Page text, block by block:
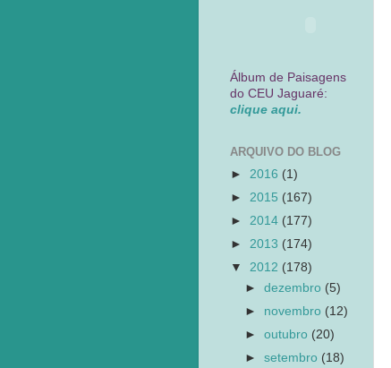
Álbum de Paisagens
do CEU Jaguaré:
clique aqui.
ARQUIVO DO BLOG
► 2016 (1)
► 2015 (167)
► 2014 (177)
► 2013 (174)
▼ 2012 (178)
►dezembro (5)
► novembro (12)
►outubro (20)
►setembro (18)